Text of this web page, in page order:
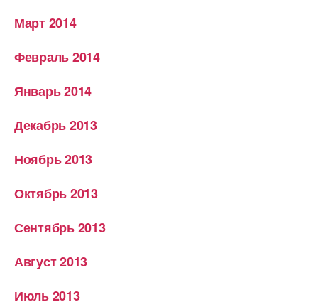
Март 2014
Февраль 2014
Январь 2014
Декабрь 2013
Ноябрь 2013
Октябрь 2013
Сентябрь 2013
Август 2013
Июль 2013